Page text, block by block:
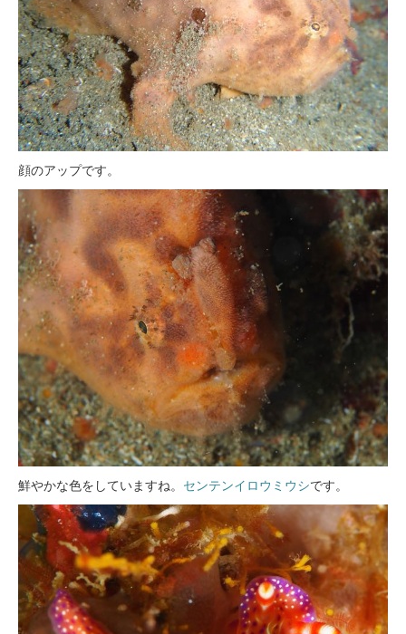
顔のアップです。
鮮やかな色をしていますね。 センテンイロウミウシです。